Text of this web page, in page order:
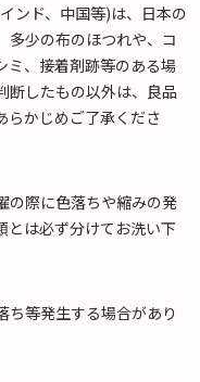
ンド、中国等)は、日本の
多少の布のほつれや、コ
ミ、接着剤跡等のある場
断したもの以外は、良品
らかじめご了承くださ
の際に色落ちや縮みの発
とは必ず分けてお洗い下
ち等発生する場合があり